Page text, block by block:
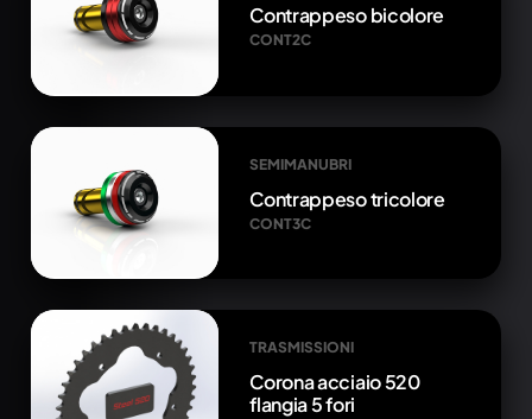
Contrappeso bicolore
CONT2C
SEMIMANUBRI
Contrappeso tricolore
CONT3C
TRASMISSIONI
Corona acciaio 520
flangia 5 fori